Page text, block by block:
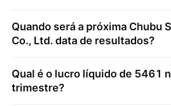
Quando será a próxima Chubu
Co., Ltd. data de resultados?
Qual é o lucro líquido de 5461
trimestre?